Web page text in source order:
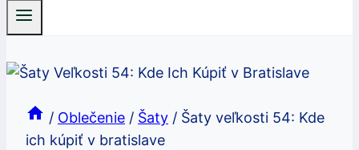
/ Oblečenie / Šaty / Šaty veľkosti 54: Kde
ich kúpiť v bratislave